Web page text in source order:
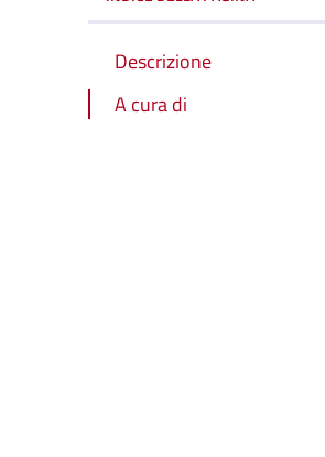
Descrizione
A cura di